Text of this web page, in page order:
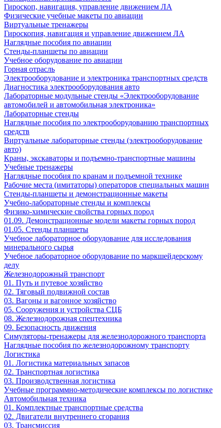
Гироскоп, навигация, управление движением ЛА
Физические учебные макеты по авиации
Виртуальные тренажеры
Гироскопия, навигация и управление движением ЛА
Наглядные пособия по авиации
Стенды-планшеты по авиации
Учебное оборудование по авиации
Горная отрасль
Электрооборудование и электроника транспортных средств
Диагностика электрооборудования авто
Лабораторные модульные стенды «Электрооборудование
автомобилей и автомобильная электроника»
Лабораторные стенды
Наглядные пособия по электрооборудованию транспортных
средств
Виртуальные лабораторные стенды (электрооборудование
авто)
Краны, экскаваторы и подъемно-транспортные машины
Учебные тренажеры
Наглядные пособия по кранам и подъемной технике
Рабочие места (имитаторы) операторов специальных машин
Стенды-планшеты и демонстрационные макеты
Учебно-лабораторные стенды и комплексы
Физико-химические свойства горных пород
01.09. Демонстрационные модели макеты горных пород
01.05. Стенды планшеты
Учебное лабораторное оборудование для исследования
минерального сырья
Учебное лабораторное оборудование по маркшейдерскому
делу
Железнодорожный транспорт
01. Путь и путевое хозяйство
02. Тяговый подвижной состав
03. Вагоны и вагонное хозяйство
05. Сооружения и устройства СЦБ
08. Железнодорожная спецтехника
09. Безопасность движения
Симуляторы-тренажеры для железнодорожного транспорта
Наглядные пособия по железнодорожному транспорту
Логистика
01. Логистика материальных запасов
02. Транспортная логистика
03. Производственная логистика
Учебные программно-методические комплексы по логистике
Автомобильная техника
01. Комплектные транспортные средства
02. Двигатели внутреннего сгорания
03. Трансмиссия